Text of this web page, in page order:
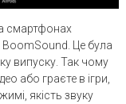
смартфонах
Це була
випуску. Так чому
або граєте в ігри,
якість звуку